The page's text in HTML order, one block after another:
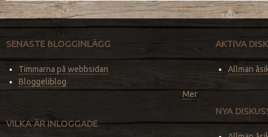
SENASTE BLOGGINLÄGG
Timmarna på webbsidan
Bloggeliblog
Mer
VILKA ÄR INLOGGADE
AKTIVA
Allmän
NYA